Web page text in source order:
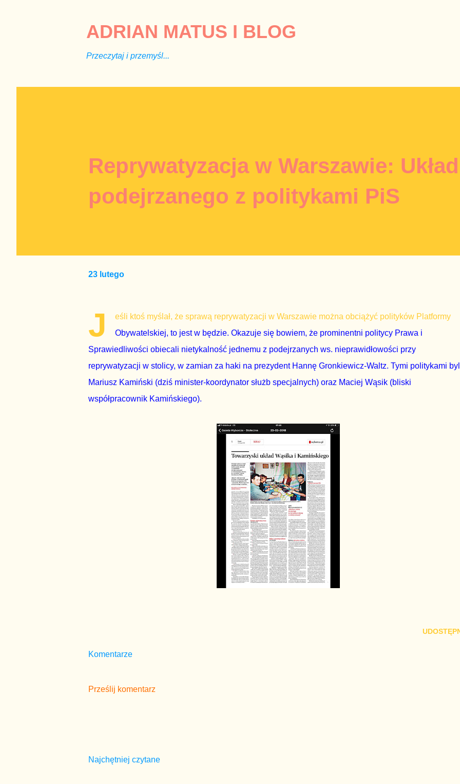
ADRIAN MATUS I BLOG
Przeczytaj i przemyśl...
Reprywatyzacja w Warszawie: Układ
podejrzanego z politykami PiS
23 lutego
J
eśli ktoś myślał, że sprawą reprywatyzacji w Warszawie można obciążyć polityków Platformy
Obywatelskiej, to jest w będzie. Okazuje się bowiem, że prominentni politycy Prawa i
Sprawiedliwości obiecali nietykalność jednemu z podejrzanych ws. nieprawidłowości przy
reprywatyzacji w stolicy, w zamian za haki na prezydent Hannę Gronkiewicz-Waltz. Tymi politykami
Mariusz Kamiński (dziś minister-koordynator służb specjalnych) oraz Maciej Wąsik (bliski
współpracownik Kamińskiego).
Komentarze
Prześlij komentarz
Najchętniej czytane